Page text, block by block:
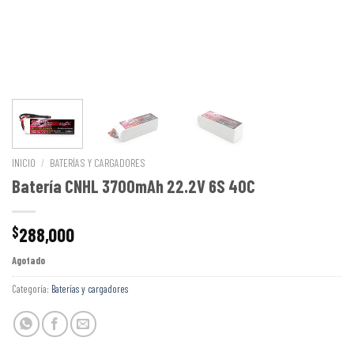
INICIO / BATERÍAS Y CARGADORES
Batería CNHL 3700mAh 22.2V 6S 40C
$288,000
Agotado
Categoría: Baterías y cargadores